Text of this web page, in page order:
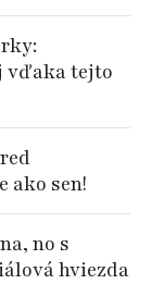
vďaka tejto
ako sen!
no s
hviezda